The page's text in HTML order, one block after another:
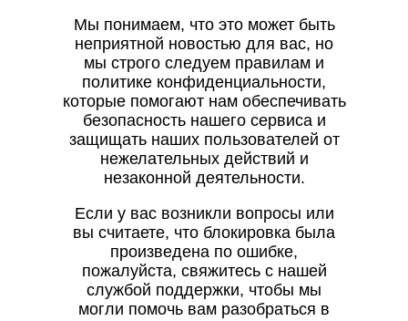
Мы понимаем, что это может быть
неприятной новостью для вас, но
мы строго следуем правилам и
политике конфиденциальности,
которые помогают нам обеспечивать
безопасность нашего сервиса и
защищать наших пользователей от
нежелательных действий и
незаконной деятельности.
Если у вас возникли вопросы или
вы считаете, что блокировка была
произведена по ошибке,
пожалуйста, свяжитесь с нашей
службой поддержки, чтобы мы
могли помочь вам разобраться в